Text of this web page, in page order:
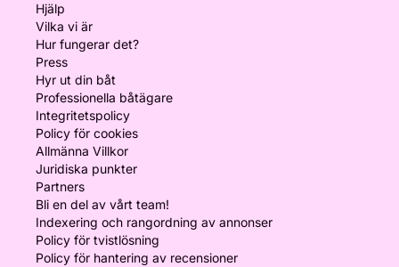
Hjälp
Vilka vi är
Hur fungerar det?
Press
Hyr ut din båt
Professionella båtägare
Integritetspolicy
Policy för cookies
Allmänna Villkor
Juridiska punkter
Partners
Bli en del av vårt team!
Indexering och rangordning av annonser
Policy för tvistlösning
Policy för hantering av recensioner